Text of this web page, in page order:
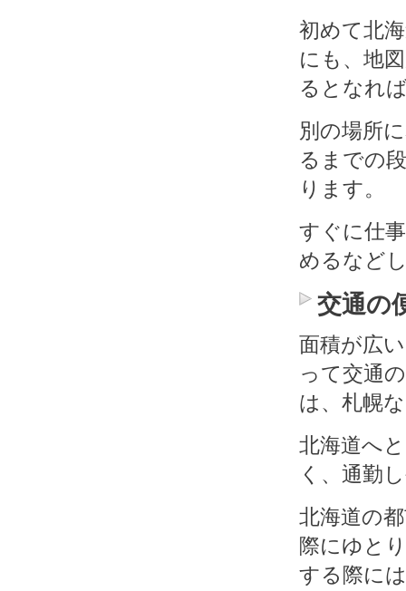
初めて北
にも、地
るとなれ
別の場所
るまでの
ります。
すぐに仕
めるなど
交通の
面積が広
って交通
は、札幌
北海道へ
く、通勤
北海道の
際にゆと
する際に